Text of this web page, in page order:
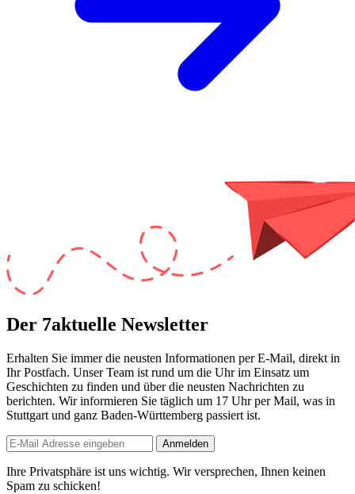
Der 7aktuelle Newsletter
Erhalten Sie immer die neusten Informationen per E-Mail, direkt in
Ihr Postfach. Unser Team ist rund um die Uhrim Einsatz um
Geschichten zu finden und über die neusten Nachrichten zu
berichten. Wir informieren Sie täglich um 17 Uhrper Mail, was in
Stuttgart und ganz Baden-Württemberg passiert ist.
Anmelden
Ihre Privatsphäre ist uns wichtig. Wir versprechen, Ihnen keinen
Spam zu schicken!